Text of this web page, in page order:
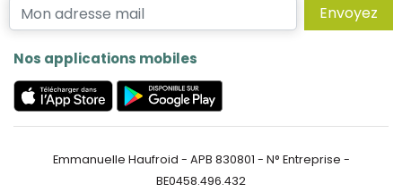
Envoyez
Nos applications mobiles
Emmanuelle Haufroid - APB 830801 - N° Entreprise -
BE0458.496.432